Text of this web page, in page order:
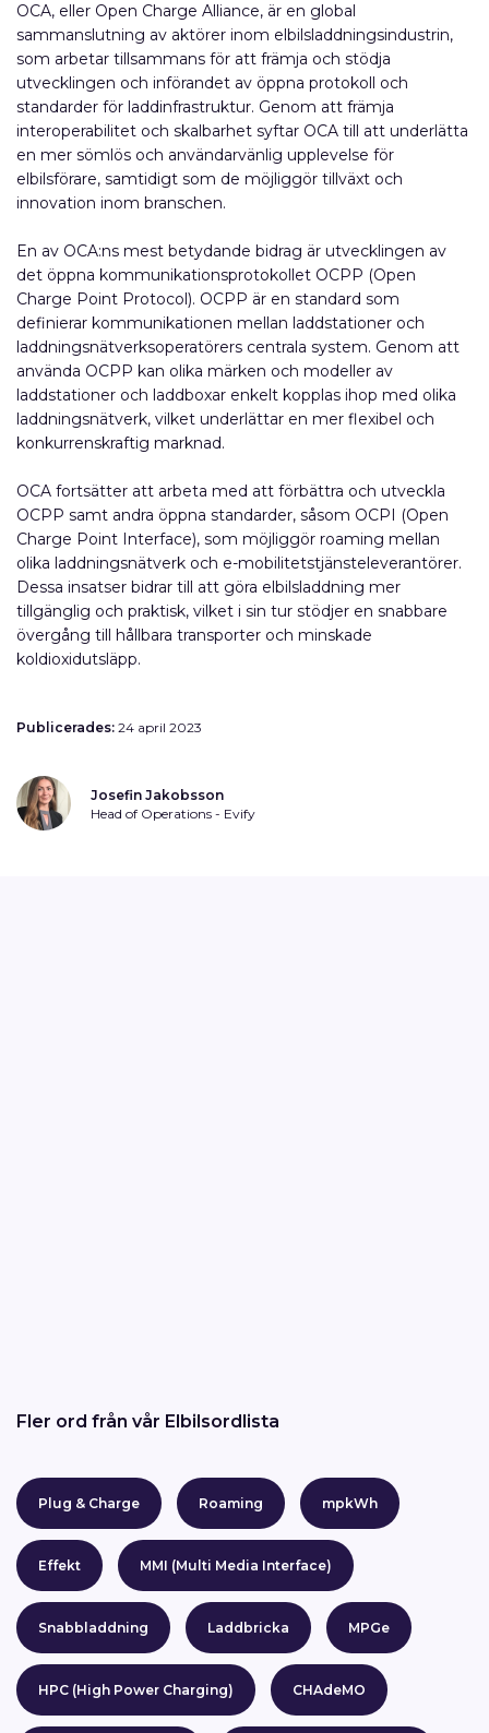
OCA, eller Open Charge Alliance, är en global
sammanslutning av aktörer inom elbilsladdningsindustrin,
som arbetar tillsammans för att främja och stödja
utvecklingen och införandet av öppna protokoll och
standarder för laddinfrastruktur. Genom att främja
interoperabilitet och skalbarhet syftar OCA till att underlätta
en mer sömlös och användarvänlig upplevelse för
elbilsförare, samtidigt som de möjliggör tillväxt och
innovation inom branschen.
En av OCA:ns mest betydande bidrag är utvecklingen av
det öppna kommunikationsprotokollet OCPP (Open
Charge Point Protocol). OCPP är en standard som
definierar kommunikationen mellan laddstationer och
laddningsnätverksoperatörers centrala system. Genom att
använda OCPP kan olika märken och modeller av
laddstationer och laddboxar enkelt kopplas ihop med olika
laddningsnätverk, vilket underlättar en mer flexibel och
konkurrenskraftig marknad.
OCA fortsätter att arbeta med att förbättra och utveckla
OCPP samt andra öppna standarder, såsom OCPI (Open
Charge Point Interface), som möjliggör roaming mellan
olika laddningsnätverk och e-mobilitetstjänsteleverantörer.
Dessa insatser bidrar till att göra elbilsladdning mer
tillgänglig och praktisk, vilket i sin tur stödjer en snabbare
övergång till hållbara transporter och minskade
koldioxidutsläpp.
Publicerades: 24 april 2023
Josefin Jakobsson
Head of Operations - Evify
Fler ord från vår Elbilsordlista
Plug & Charge Roaming mpkWh
Effekt MMI (Multi Media Interface)
Snabbladdning Laddbricka MPGe
HPC (High Power Charging) CHAdeMO